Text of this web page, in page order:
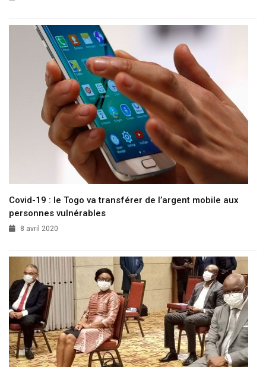
Covid-19 : le Togo va transférer de l’argent mobile aux
personnes vulnérables
8 avril 2020